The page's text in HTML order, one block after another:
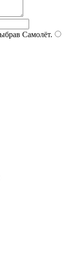
Самолёт.